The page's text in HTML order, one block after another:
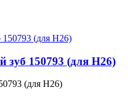
зуб 150793 (для H26)
(для H26)